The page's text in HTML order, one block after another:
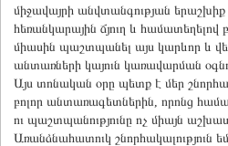
միջավայրի անվտանգության երաշխիք
հեռանկարային ճյուղ և համատեղելով
միասին պաշտպանել այս կարևոր և
անտառների կայուն կառավարման
Այս տոնական օրը պետք է մեր
բոլոր անտառագետներին, որոնց
ու պաշտպանությունը ոչ միայն
Առանձնահատուկ շնորհակալություն